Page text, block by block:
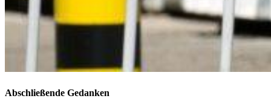
Abschließende Gedanken